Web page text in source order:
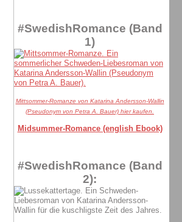
#SwedishRomance (Band
1)
Mittsommer-Romanze von Katarina Andersson-Wallin
(Pseudonym von Petra A. Bauer) hier kaufen.
Midsummer-Romance (english Ebook)
#SwedishRomance (Band
2):